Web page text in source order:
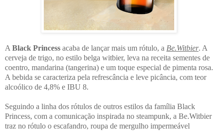
A Black Princess acaba de lançar mais um rótulo, a Be.Witbier. A
cerveja de trigo, no estilo belga witbier, leva na receita sementes de
coentro, mandarina (tangerina) e um toque especial de pimenta rosa.
A bebida se caracteriza pela refrescância e leve picância, com teor
alcoólico de 4,8% e IBU 8.
Seguindo a linha dos rótulos de outros estilos da família Black
Princess, com a comunicação inspirada no steampunk, a Be.Witbier
traz no rótulo o escafandro, roupa de mergulho impermeável